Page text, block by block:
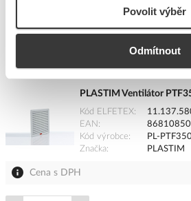
Povolit výběr
Odmítnout
K objednání
22dní
PLASTIM Ventilátor
Kód ELFETEX
EAN
Kód výrobce
PL-
Značka
PLASTIM
Cena s DPH